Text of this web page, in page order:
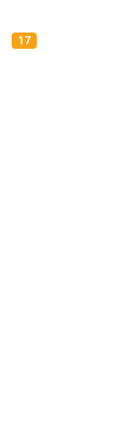
17